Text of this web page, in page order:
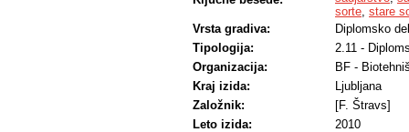
sorte, stare
Vrsta gradiva:
Diplomsko
Tipologija:
2.11 -
Organizacija:
BF -
Kraj izida:
Ljubljana
Založnik:
[F. Štravs]
Leto izida:
2010